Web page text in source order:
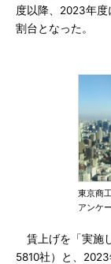
度以降、2023年
割台となった。
東京商
アンケ
賃上げを「実施
5810社）と、